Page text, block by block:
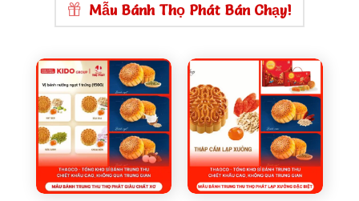
Mẫu Bánh Thọ Phát Bán Chạy!